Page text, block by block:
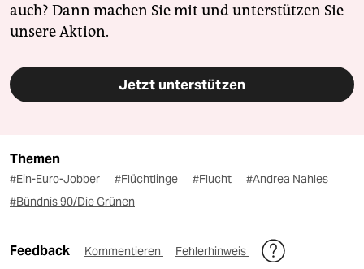
auch? Dann machen Sie mit und unterstützen Sie
unsere Aktion.
Jetzt unterstützen
Themen
#Ein-Euro-Jobber #Flüchtlinge #Flucht
#Andrea Nahles
#Bündnis 90/Die Grünen
Feedback Kommentieren Fehlerhinweis